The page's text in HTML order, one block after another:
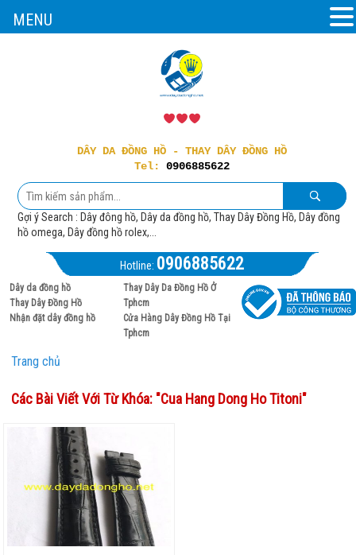
DÂY DA ĐỒNG HỒ - THAY DÂY ĐỒNG HỒ
Tel: 0906885622
Gợi ý Search : Dây đông hồ, Dây da đồng hồ, Thay Dây Đồng Hồ, Dây đồng
hồ omega, Dây đồng hồ rolex,...
Hotline: 0906885622
Dây da đồng hồ
Thay Dây Đồng Hồ
Nhận đặt dây đồng hồ
Thay Dây Da Đồng Hồ Ở
Tphcm
Cửa Hàng Dây Đồng Hồ Tại
Tphcm
Trang chủ
Các Bài Viết Với Từ Khóa: "Cua Hang Dong Ho Titoni"
MENU